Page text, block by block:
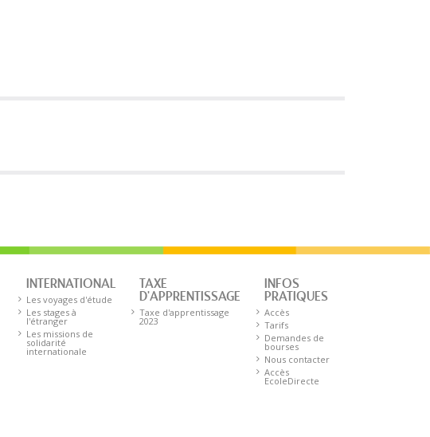
INTERNATIONAL
Les voyages d'étude
Les stages à
l'étranger
Les missions de
solidarité
internationale
TAXE
D'APPRENTISSAGE
Taxe d'apprentissage
2023
INFOS
PRATIQUES
Accès
Tarifs
Demandes de
bourses
Nous contacter
Accès
EcoleDirecte